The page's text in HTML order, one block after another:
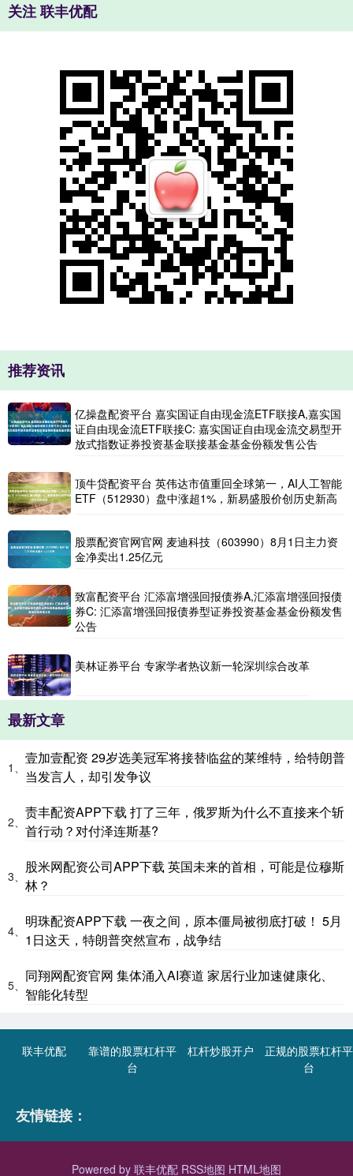
关注 联丰优配
推荐资讯
亿操盘配资平台 嘉实国证自由现金流ETF联接A,嘉实国
证自由现金流ETF联接C: 嘉实国证自由现金流交易型开
放式指数证券投资基金联接基金基金份额发售公告
顶牛贷配资平台 英伟达市值重回全球第一，AI人工智能
ETF（512930）盘中涨超1%，新易盛股价创历史新高
股票配资官网官网 麦迪科技（603990）8月1日主力资
金净卖出1.25亿元
致富配资平台 汇添富增强回报债券A,汇添富增强回报债
券C: 汇添富增强回报债券型证券投资基金基金份额发售
公告
美林证券平台 专家学者热议新一轮深圳综合改革
最新文章
1、
壹加壹配资 29岁选美冠军将接替临盆的莱维特，给特朗普
当发言人，却引发争议
2、
责丰配资APP下载 打了三年，俄罗斯为什么不直接来个斩
首行动？对付泽连斯基?
3、
股米网配资公司APP下载 英国未来的首相，可能是位穆斯
林？
4、
明珠配资APP下载 一夜之间，原本僵局被彻底打破！ 5月
1日这天，特朗普突然宣布，战争结
5、
同翔网配资官网 集体涌入AI赛道 家居行业加速健康化、
智能化转型
联丰优配
靠谱的股票杠杆平
台
杠杆炒股开户
正规的股票杠杆平
台
友情链接：
Powered by 联丰优配 RSS地图 HTML地图